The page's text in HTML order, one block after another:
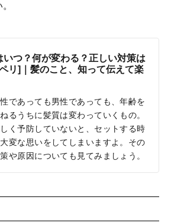
いつ？何が変わる？正しい対策は
リ]｜髪のこと、知って伝えて楽
であっても男性であっても、年齢を
るうちに髪質は変わっていくもの。
く予防していないと、セットする時
変な思いをしてしまいますよ。その
や原因についても見てみましょう。